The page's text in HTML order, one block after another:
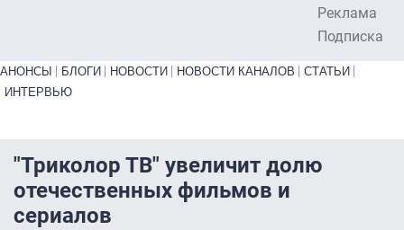
Реклама
Подписка
Primary links bottom
АНОНСЫ БЛОГИ НОВОСТИ НОВОСТИ КАНАЛОВ
СТАТЬИ
ИНТЕРВЬЮ
"Триколор ТВ" увеличит долю
отечественных фильмов и
сериалов